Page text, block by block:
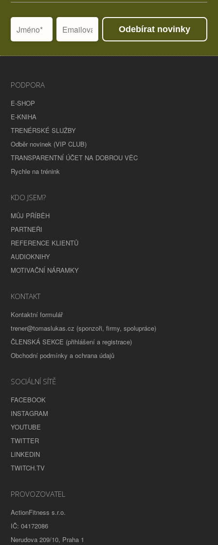
Odebírat novinky
PODPORA
E-SHOP
E-KNIHA
TRENÉRSKÉ SLUŽBY
Odběr novinek (VIP CLUB)
TRANSPARENTNÍ ÚČET NA DOBROU VĚC
Rychle na trénink
KDO JSEM?
MŮJ PŘÍBĚH
PARTNEŘI
REFERENCE KLIENTŮ
AUDIOKNIHY
MOTIVAČNÍ NÁRAMKY
KONTAKT
Kontaktní formulář
trener@tomaslukas.cz (sponzoři, firmy, spolupráce)
ČLENSKÁ SEKCE (přihlášení a registrace)
Obchodní podmínky a ochrana údajů
SOCIÁLNÍ SÍTĚ
FACEBOOK
INSTAGRAM
YOUTUBE
TWITTER
LINKEDIN
TWITCH.TV
PROVOZOVATEL
ActionFitness s.r.o.
IČ: 04172086
Nerudova 209/10, Praha 1